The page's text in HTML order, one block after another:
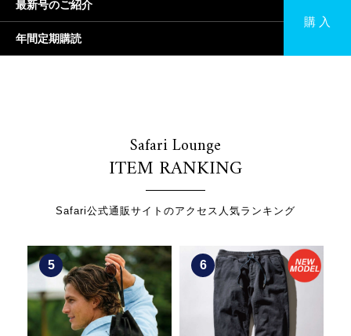
最新号のご紹介
年間定期購読
購 入
Safari Lounge
ITEM RANKING
Safari公式通販サイトのアクセス人気ランキング
6 7